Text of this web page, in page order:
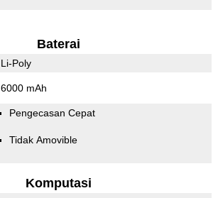
Baterai
Li-Poly
6000 mAh
Pengecasan Cepat
Tidak Amovible
Komputasi